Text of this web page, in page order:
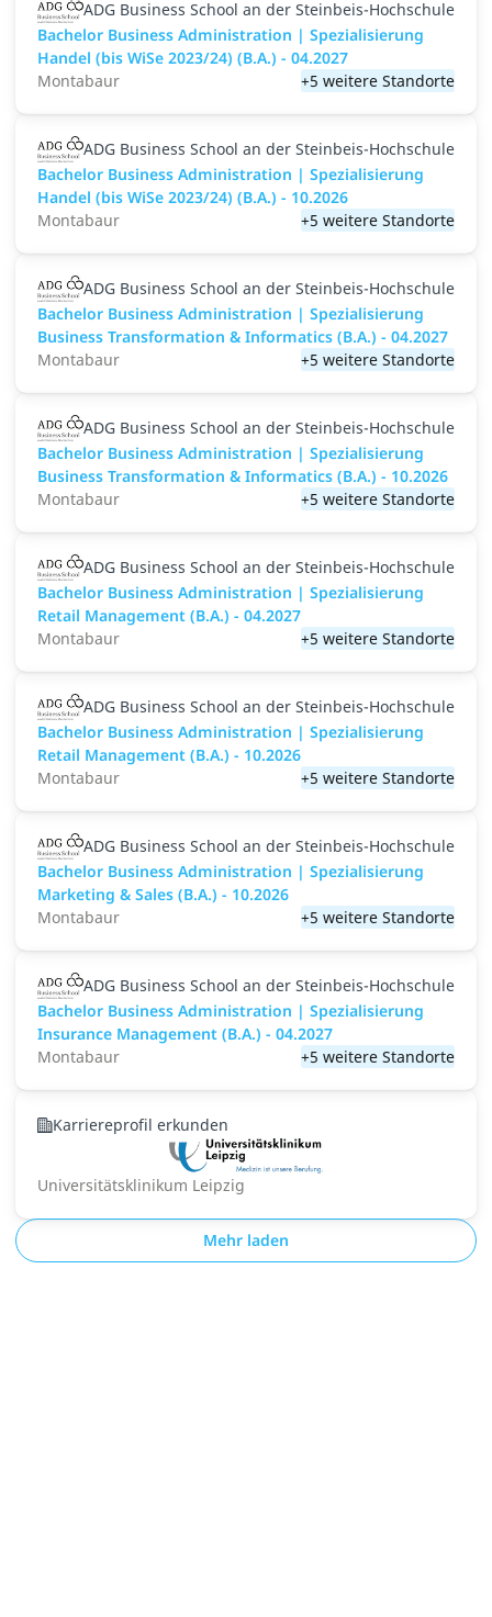
ADG Business School an der Steinbeis-Hochschule
Bachelor Business Administration | Spezialisierung
Handel (bis WiSe 2023/24) (B.A.) - 04.2027
Montabaur
+5 weitere Standorte
ADG Business School an der Steinbeis-Hochschule
Bachelor Business Administration | Spezialisierung
Handel (bis WiSe 2023/24) (B.A.) - 10.2026
Montabaur
+5 weitere Standorte
ADG Business School an der Steinbeis-Hochschule
Bachelor Business Administration | Spezialisierung
Business Transformation & Informatics (B.A.) - 04.2027
Montabaur
+5 weitere Standorte
ADG Business School an der Steinbeis-Hochschule
Bachelor Business Administration | Spezialisierung
Business Transformation & Informatics (B.A.) - 10.2026
Montabaur
+5 weitere Standorte
ADG Business School an der Steinbeis-Hochschule
Bachelor Business Administration | Spezialisierung
Retail Management (B.A.) - 04.2027
Montabaur
+5 weitere Standorte
ADG Business School an der Steinbeis-Hochschule
Bachelor Business Administration | Spezialisierung
Retail Management (B.A.) - 10.2026
Montabaur
+5 weitere Standorte
ADG Business School an der Steinbeis-Hochschule
Bachelor Business Administration | Spezialisierung
Marketing & Sales (B.A.) - 10.2026
Montabaur
+5 weitere Standorte
ADG Business School an der Steinbeis-Hochschule
Bachelor Business Administration | Spezialisierung
Insurance Management (B.A.) - 04.2027
Montabaur
+5 weitere Standorte
Karriereprofil erkunden
Universitätsklinikum Leipzig
Mehr laden